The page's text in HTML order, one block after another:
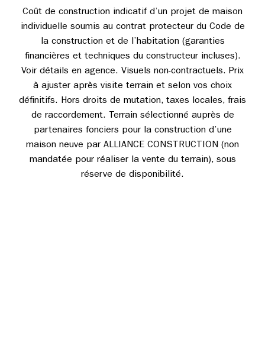
Coût de construction indicatif d’un projet de maison
individuelle soumis au contrat protecteur du Code de
la construction et de l’habitation (garanties
financières et techniques du constructeur incluses).
Voir détails en agence. Visuels non-contractuels. Prix
à ajuster après visite terrain et selon vos choix
définitifs. Hors droits de mutation, taxes locales, frais
de raccordement. Terrain sélectionné auprès de
partenaires fonciers pour la construction d’une
maison neuve par ALLIANCE CONSTRUCTION (non
mandatée pour réaliser la vente du terrain), sous
réserve de disponibilité.